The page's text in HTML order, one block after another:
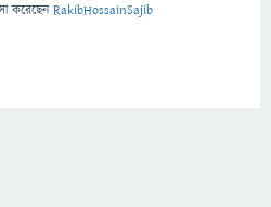
করেছেনRakibHossainSajib